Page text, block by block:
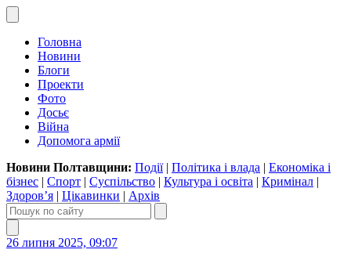
Головна
Новини
Блоги
Проекти
Фото
Досьє
Війна
Допомога армії
Новини Полтавщини: Події| Політика і влада | Економіка і
бізнес | Спорт | Суспільство | Культура і освіта | Кримінал |
Здоров’я | Цікавинки | Архів
26 липня 2025, 09:07